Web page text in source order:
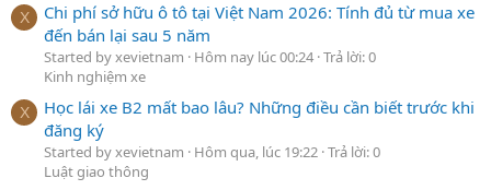
X
Chi phí sở hữu ô tô tại Việt Nam 2026: Tính đủ từ mua xe
đến bán lại sau 5 năm
Started by xevietnam Hôm nay lúc 00:24 Trả lời: 0
Kinh nghiệm xe
X
Học lái xe B2 mất bao lâu? Những điều cần biết trước khi
đăng ký
Started by xevietnam Hôm qua, lúc 19:22 Trả lời: 0
Luật giao thông